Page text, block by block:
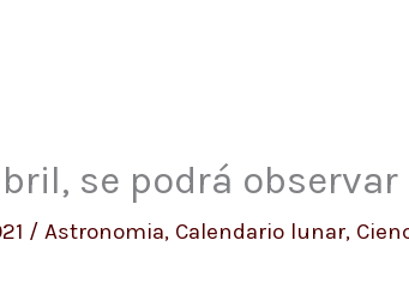
se podrá observar
/ Astronomia, Calendario lunar,